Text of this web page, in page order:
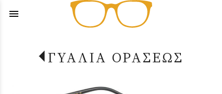
menu
ΓΥΑΛΙΑ ΟΡΑΣΕΩΣ